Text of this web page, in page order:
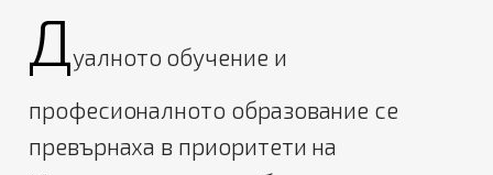
Дуалното обучение и
професионалното образование се
превърнаха в приоритети на